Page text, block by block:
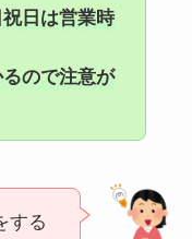
祝日は営業時
ので注意が
する